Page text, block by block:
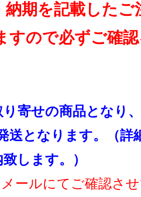
納期を記載したご
すので必ずご確
寄せの商品となり
送となります。（詳
します。）
ールにてご確認さ